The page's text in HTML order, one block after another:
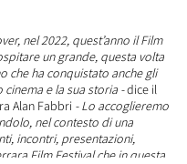
nel 2022, quest’anno il Film
un grande, questa volta
che ha conquistato anche gli
cinema e la sua storia -dice il
Alan Fabbri - Lo accoglieremo
nel contesto di una
incontri, presentazioni,
Film Festival che in questa